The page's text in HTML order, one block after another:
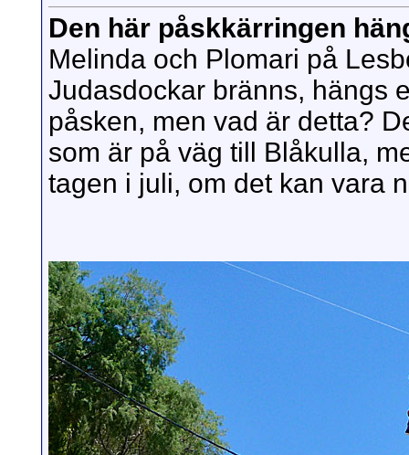
Den här påskkärringen
Melinda och Plomari på
Judasdockar bränns, hängs
påsken, men vad är detta?
som är på väg till Blåkulla,
tagen i juli, om det kan vara